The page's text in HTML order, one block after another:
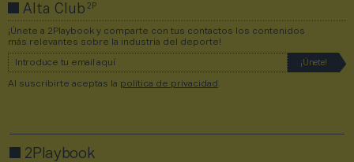
Alta Club2P
¡Únete a 2Playbook y comparte con tus contactos los contenidos
más relevantes sobre la industria del deporte!
Al suscribirte aceptas la política de privacidad .
2Playbook